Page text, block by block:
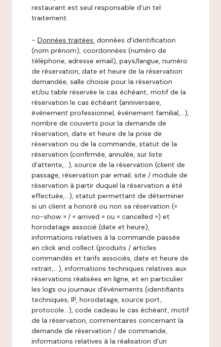
restaurant est seul responsable d’un tel
traitement.
- Données traitées: données d'identification
(nom prénom), coordonnées (numéro de
téléphone, adresse email), pays/langue, numéro
de réservation, date et heure de la réservation
demandée, salle choisie pour la réservation
et/ou table réservée le cas échéant, motif de la
réservation le cas échéant (anniversaire,
évènement professionnel, évènement familial,…),
nombre de couverts pour la demande de
réservation, date et heure de la prise de
réservation ou de la commande, statut de la
réservation (confirmée, annulée, sur liste
d'attente,…), source de la réservation (client de
passage, réservation par email, site / module de
réservation à partir duquel la réservation a été
effectuée,…), statut permettant de déterminer
si un client a honoré ou non sa réservation («
no-show » / « arrived » ou « cancelled ») et
horodatage associé (date et heure),
informations relatives à la commande passée
en click and collect (produits / articles
commandés et tarifs associés, date et heure de
retrait,…), informations techniques relatives aux
réservations réalisées en ligne, et en particulier
les logs ou journaux d'évènements (identifiants
techniques, IP, horodatage, source port,
protocole…), code cadeau le cas échéant, motif
de la réservation, commentaires concernant la
demande de réservation / de commande,
informations relatives à la réalisation d'un